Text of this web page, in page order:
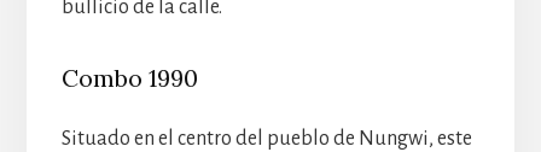
bullicio de la calle.
Combo 1990
Situado en el centro del pueblo de Nungwi, este